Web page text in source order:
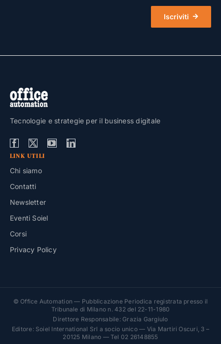
Iscriviti
Tecnologie e strategie per il business digitale
LINK UTILI
Chi siamo
Contatti
Newsletter
Eventi Soiel
Corsi
Privacy Policy
© Office Automation — Pubblicazione Periodica registrata presso il
Tribunale di Milano n. 432 del 22-11-1980
Direttore Responsabile: Grazia Gargiulo
Editore: Soiel International Srl a socio unico — Via Martiri Oscuri, 3 –
20125 Milano — Tel 02 26148855